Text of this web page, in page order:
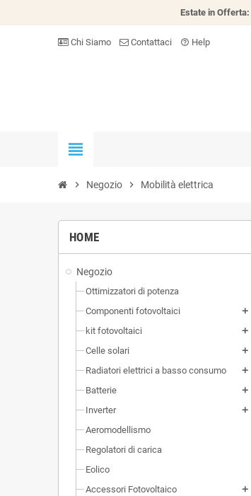
Estate in
Chi Siamo Contattaci help_outline Help
view_headline
chevron_right Negozio chevron_right Mobilità elettrica
HOME
Negozio
Ottimizzatori di potenza
Componenti fotovoltaici
add
kit fotovoltaici add
Celle solari add
Radiatori elettrici a basso consumo add
Batterie add
Inverter add
Aeromodellismo
Regolatori di carica
Eolico
Accessori Fotovoltaico
add